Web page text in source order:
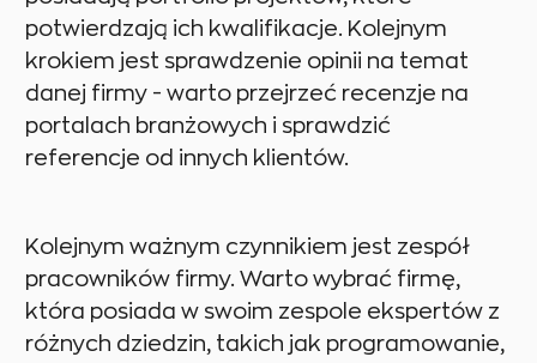
potwierdzają ich kwalifikacje. Kolejnym
krokiem jest sprawdzenie opinii na temat
danej firmy - warto przejrzeć recenzje na
portalach branżowych i sprawdzić
referencje od innych klientów.
Kolejnym ważnym czynnikiem jest zespół
pracowników firmy. Warto wybrać firmę,
która posiada w swoim zespole ekspertów z
różnych dziedzin, takich jak programowanie,